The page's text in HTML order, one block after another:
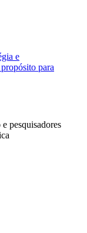
e
para
pesquisadores